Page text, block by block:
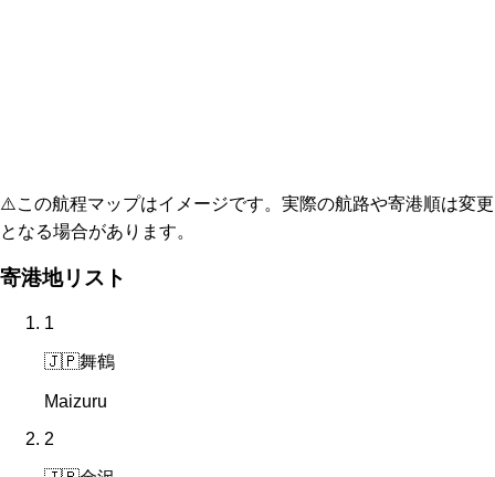
⚠️この航程マップはイメージです。実際の航路や寄港順は変更
となる場合があります。
寄港地リスト
1
🇯🇵舞鶴
Maizuru
2